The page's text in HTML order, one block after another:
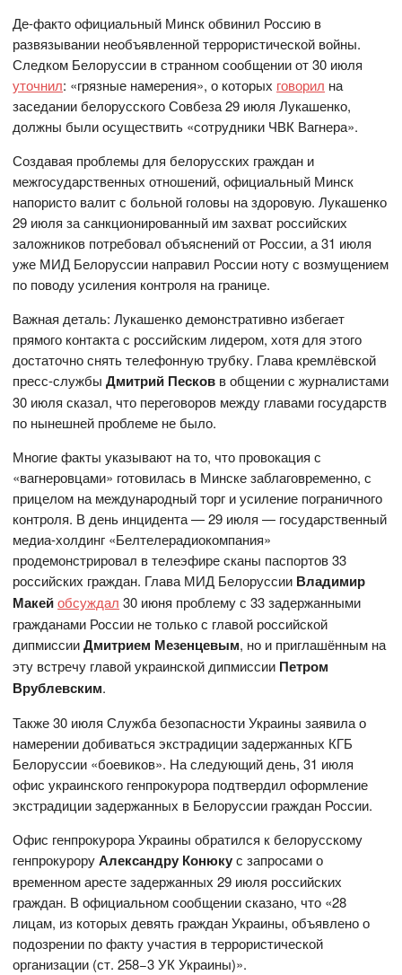
Де-факто официальный Минск обвинил Россию в
развязывании необъявленной террористической войны.
Следком Белоруссии в странном сообщении от 30 июля
уточнил: «грязные намерения», о которых говорил на
заседании белорусского Совбеза 29 июля Лукашенко,
должны были осуществить «сотрудники ЧВК Вагнера».
Создавая проблемы для белорусских граждан и
межгосударственных отношений, официальный Минск
напористо валит с больной головы на здоровую. Лукашенко
29 июля за санкционированный им захват российских
заложников потребовал объяснений от России, а 31 июля
уже МИД Белоруссии направил России ноту с возмущением
по поводу усиления контроля на границе.
Важная деталь: Лукашенко демонстративно избегает
прямого контакта с российским лидером, хотя для этого
достаточно снять телефонную трубку. Глава кремлёвской
пресс-службыДмитрий Песков в общении с журналистами
30 июля сказал, что переговоров между главами государств
по нынешней проблеме не было.
Многие факты указывают на то, что провокация с
«вагнеровцами» готовилась в Минске заблаговременно, с
прицелом на международный торг и усиление пограничного
контроля. В день инцидента — 29 июля — государственный
медиа-холдинг «Белтелерадиокомпания»
продемонстрировал в телеэфире сканы паспортов 33
российских граждан. Глава МИД Белоруссии Владимир
Макейобсуждал 30 июня проблему с 33 задержанными
гражданами России не только с главой российской
дипмиссииДмитрием Мезенцевым, но и приглашённым на
эту встречу главой украинской дипмиссии Петром
Врублевским.
Также 30 июля Служба безопасности Украины заявила о
намерении добиваться экстрадиции задержанных КГБ
Белоруссии «боевиков». На следующий день, 31 июля
офис украинского генпрокурора подтвердил оформление
экстрадиции задержанных в Белоруссии граждан России.
Офис генпрокурора Украины обратился к белорусскому
генпрокуроруАлександру Конюкус запросами о
временном аресте задержанных 29 июля российских
граждан. В официальном сообщении сказано, что «28
лицам, из которых девять граждан Украины, объявлено о
подозрении по факту участия в террористической
организации (ст. 258−3 УК Украины)».